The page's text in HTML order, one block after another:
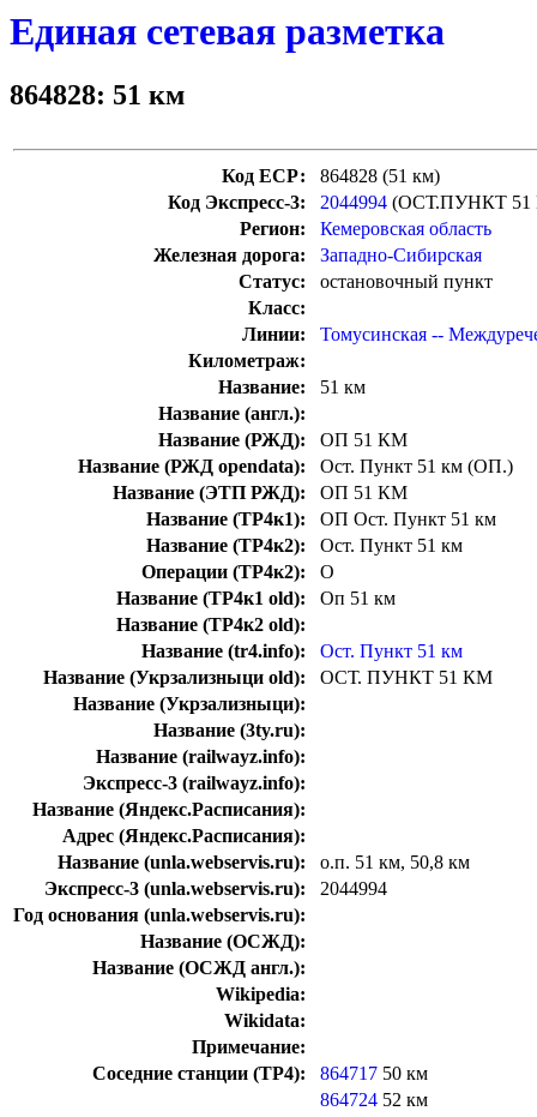
Единая сетевая разметка
864828: 51 км
Код ЕСР:
864828 (51 км)
Код Экспресс-3:
2044994 (ОСТ.ПУНКТ
Регион:
Кемеровская область
Железная дорога:
Западно-Сибирская
Статус:
остановочный пункт
Класс:
Линии:
Томусинская --
Километраж:
Название:
51 км
Название (англ.):
Название (РЖД):
ОП 51 КМ
Название (РЖД opendata):
Ост. Пункт 51 км (ОП.)
Название (ЭТП РЖД):
ОП 51 КМ
Название (ТР4к1):
ОП Ост. Пункт 51 км
Название (ТР4к2):
Ост. Пункт 51 км
Операции (ТР4к2):
О
Название (ТР4к1 old):
Оп 51 км
Название (ТР4к2 old):
Название (tr4.info):
Ост. Пункт 51 км
Название (Укрзализныци old):
ОСТ. ПУНКТ 51 КМ
Название (Укрзализныци):
Название (3ty.ru):
Название (railwayz.info):
Экспресс-3 (railwayz.info):
Название (Яндекс.Расписания):
Адрес (Яндекс.Расписания):
Название (unla.webservis.ru):
о.п. 51 км, 50,8 км
Экспресс-3 (unla.webservis.ru):
2044994
Год основания (unla.webservis.ru):
Название (ОСЖД):
Название (ОСЖД англ.):
Wikipedia:
Wikidata:
Примечание:
Соседние станции (ТР4):
864717 50 км
864724 52 км